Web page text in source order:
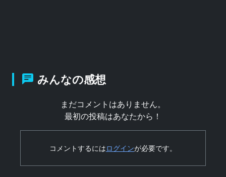
みんなの感想
まだコメントはありません。
最初の投稿はあなたから！
コメントするにはログインが必要です。